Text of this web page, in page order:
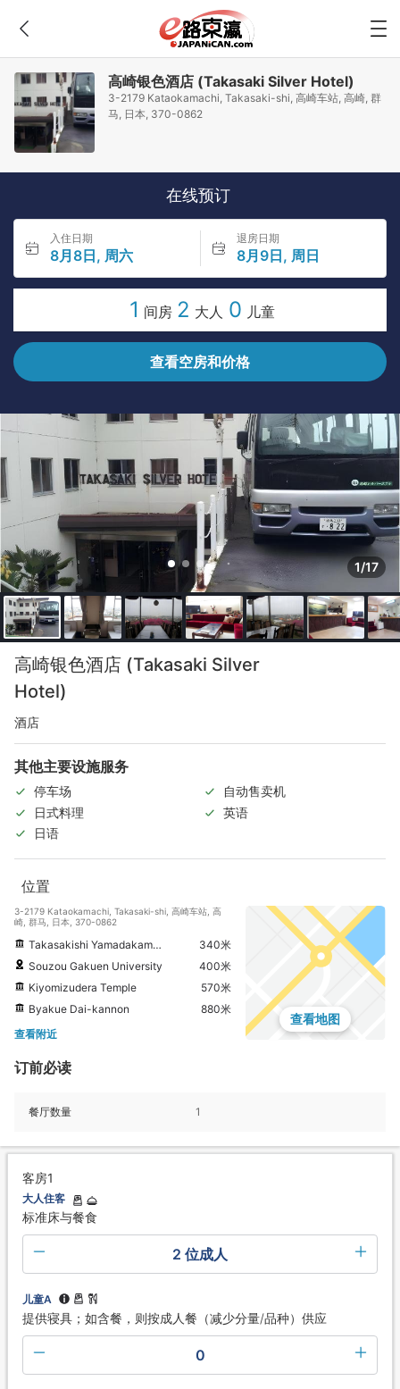
高崎银色酒店 (Takasaki Silver Hotel)
3-2179 Kataokamachi, Takasaki-shi, 高崎车站, 高崎, 群
马, 日本, 370-0862
在线预订
入住日期
8月8日, 周六
退房日期
8月9日, 周日
1 间房 2 大人 0 儿童
查看空房和价格
1/17
高崎银色酒店 (Takasaki Silver
Hotel)
酒店
其他主要设施服务
停车场
自动售卖机
日式料理
英语
日语
位置
3-2179 Kataokamachi, Takasaki-shi, 高崎车站, 高
崎, 群马, 日本, 370-0862
Takasakishi Yamadakamachi Museum
340米
Souzou Gakuen University
400米
Kiyomizudera Temple
570米
Byakue Dai-kannon
880米
查看附近
查看地图
订前必读
餐厅数量 1
客房1
大人住客
标准床与餐食
2 位成人
儿童A
提供寝具；如含餐，则按成人餐（减少分量/品种）供应
0